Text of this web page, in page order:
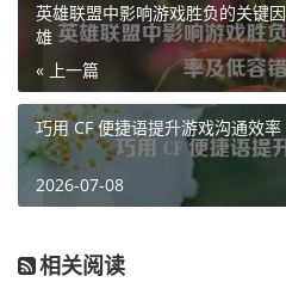
烈交锋，每一次战斗都是一场
高超的驾驶技巧和顽强的战斗
进攻。
随着战争的持续,CF机甲风暴不
续投入战场，其性能和战斗力
斗中积累经验，形成了紧密的
在这场残酷的战争中,有许多英
英雄联盟中影响游戏胜负的关键
雄
« 上一篇
巧用 CF 便捷语提升游戏沟通效率
2026-07-08
相关阅读